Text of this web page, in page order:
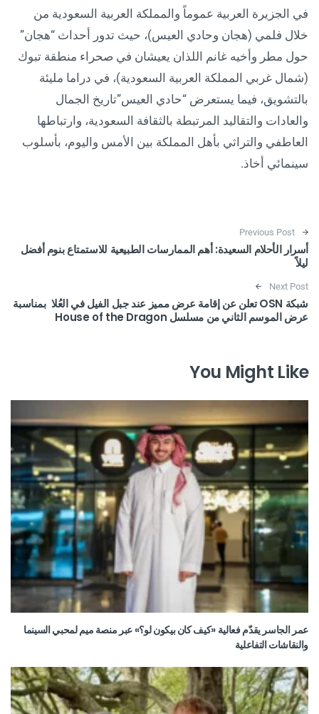
في الجزيرة العربية عموماً والمملكة العربية السعودية من
خلال فلمي (هجان وحادي العيس)، حيث تدور أحداث “هجان”
حول مطر وأخيه غانم اللذان يعيشان في صحراء منطقة تبوك
(شمال غربي المملكة العربية السعودية)، في دراما مليئة
بالتشويق، فيما يستعرض “حادي العيس”تاريخ الجمال
والعادات والتقاليد المرتبطة بالثقافة السعودية، وارتباطها
العاطفي والتراثي بأهل المملكة بين الأمس واليوم، بأسلوب
سينمائي أخاذ.
Post navigation
Previous Post
أسرار الأحلام السعيدة: أهم الممارسات الطبيعية للاستمتاع بنوم أفضل
ليلاً
Next Post
شبكة OSN تعلن عن إقامة عرض مميز عند جبل الفيل في العُلا بمناسبة
عرض الموسم الثاني من مسلسل House of the Dragon
You Might Like
عمر الجاسر يقدّم فعالية «كيف كان بيكون لو؟» عبر منصة ميم لمحبي السينما
والنقاشات التفاعلية